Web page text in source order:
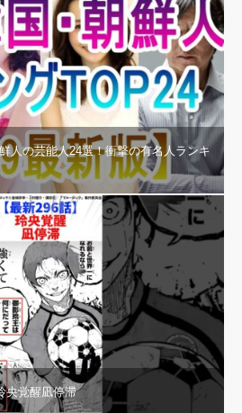
人の芸能人24選！衝撃の有名人ランキ
央覚醒凪停滞